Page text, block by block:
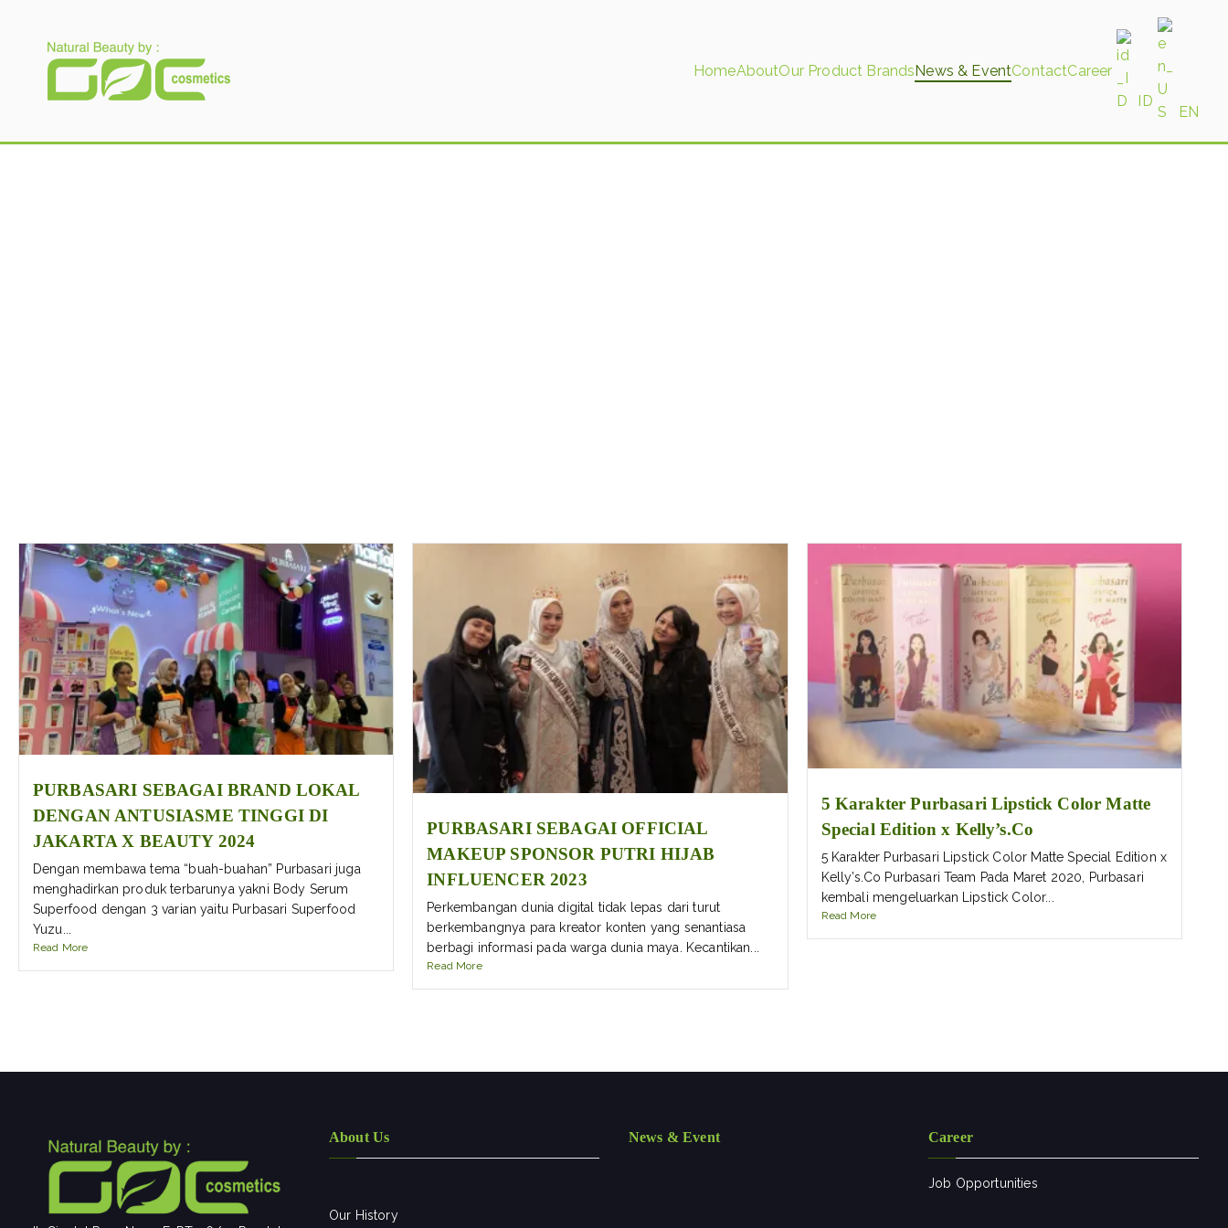
HomeAboutOur Product BrandsNews & EventContactCareer
ID
EN
PURBASARI SEBAGAI BRAND LOKAL
DENGAN ANTUSIASME TINGGI DI
JAKARTA X BEAUTY 2024
Dengan membawa tema “buah-buahan” Purbasari juga
menghadirkan produk terbarunya yakni Body Serum
Superfood dengan 3 varian yaitu Purbasari Superfood
Yuzu...
Read More
PURBASARI SEBAGAI OFFICIAL
MAKEUP SPONSOR PUTRI HIJAB
INFLUENCER 2023
Perkembangan dunia digital tidak lepas dari turut
berkembangnya para kreator konten yang senantiasa
berbagi informasi pada warga dunia maya. Kecantikan...
Read More
5 Karakter Purbasari Lipstick Color Matte
Special Edition x Kelly’s.Co
5 Karakter Purbasari Lipstick Color Matte Special Edition x
Kelly’s.Co Purbasari Team Pada Maret 2020, Purbasari
kembali mengeluarkan Lipstick Color...
Read More
About Us
Our History
News & Event Career
Job Opportunities